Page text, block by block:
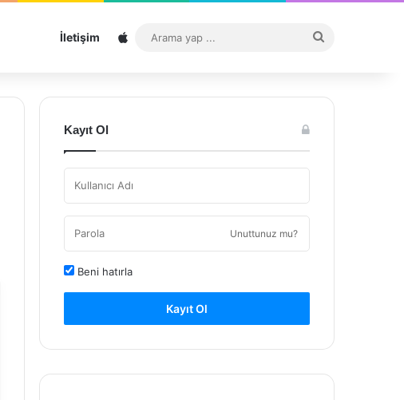
İletişim Sitemap
...
Kayıt Ol
Unuttunuz mu?
Beni hatırla
Kayıt Ol